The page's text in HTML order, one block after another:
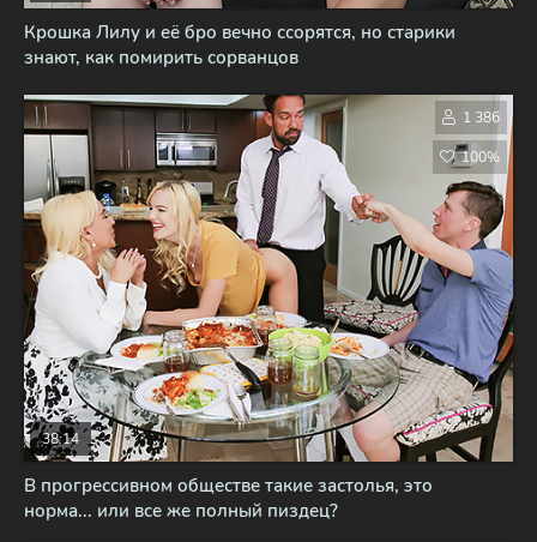
Крошка Лилу и её бро вечно ссорятся, но старики
знают, как помирить сорванцов
В прогрессивном обществе такие застолья, это
норма... или все же полный пиздец?
38:14
1 386
100%